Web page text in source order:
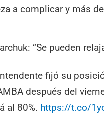
a complicar y más
“Se pueden
fijó su
después del
al 80%. https://t.co/